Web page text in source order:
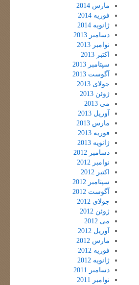
مارس 2014
فوریه 2014
ژانویه 2014
دسامبر 2013
نوامبر 2013
اکتبر 2013
سپتامبر 2013
آگوست 2013
جولای 2013
ژوئن 2013
می 2013
آوریل 2013
مارس 2013
فوریه 2013
ژانویه 2013
دسامبر 2012
نوامبر 2012
اکتبر 2012
سپتامبر 2012
آگوست 2012
جولای 2012
ژوئن 2012
می 2012
آوریل 2012
مارس 2012
فوریه 2012
ژانویه 2012
دسامبر 2011
نوامبر 2011